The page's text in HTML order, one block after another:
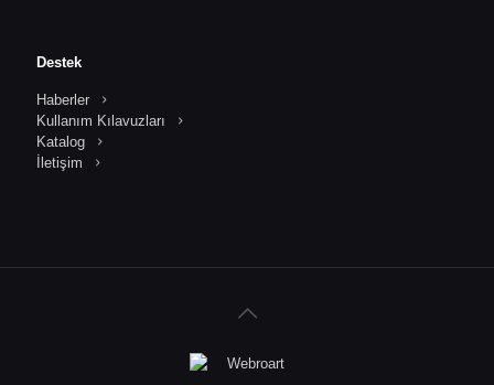
Destek
Haberler
Kullanım Kılavuzları
Katalog
İletişim